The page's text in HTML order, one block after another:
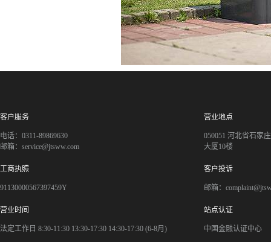
客户服务
电话：0311-89869630
邮箱：service@jtsww.com
营业地点
050051 河北省石家
大厦10楼
工商执照
91130000567397459Y
客户投诉
邮箱：
营业时间
法定工作日 8:30-11:30 13:30-17:30 14:30-17:30 (6-8月)
站点认证
中国金融认证中心